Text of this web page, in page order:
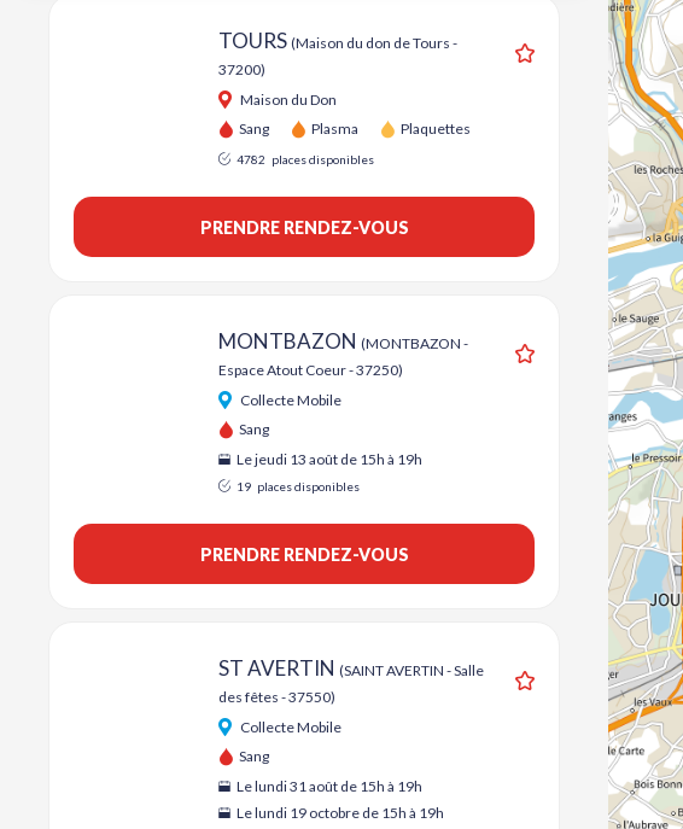
TOURS (Maison du don de Tours -
37200)
Ajouter aux favoris
Maison du Don
Sang
Plasma Plaquettes
4782 places disponibles
PRENDRE RENDEZ-VOUS
MONTBAZON (MONTBAZON -
Espace Atout Coeur - 37250)
Ajouter aux favoris
Collecte Mobile
Sang
Le jeudi 13 août de 15h à 19h
19 places disponibles
PRENDRE RENDEZ-VOUS
ST AVERTIN (SAINT AVERTIN - Salle
des fêtes - 37550)
Ajouter aux favoris
Collecte Mobile
Sang
Le lundi 31 août de 15h à 19h
Le lundi 19 octobre de 15h à 19h